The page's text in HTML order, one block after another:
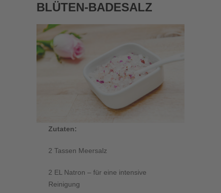
BLÜTEN-BADESALZ
Zutaten:
2 Tassen Meersalz
2 EL Natron – für eine intensive
Reinigung